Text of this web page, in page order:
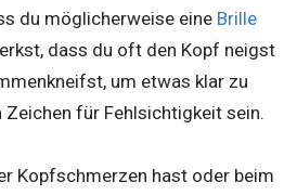
du möglicherweise eine Brille
dass du oft den Kopf neigst
um etwas klar zu
Zeichen für Fehlsichtigkeit sein.
Kopfschmerzen hast oder beim